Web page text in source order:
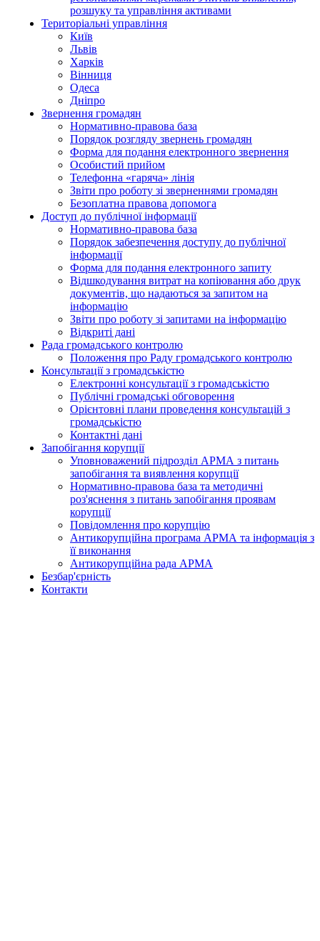
розшуку та управління активами
Територіальні управління
Київ
Львів
Харків
Вінниця
Одеса
Дніпро
Звернення громадян
Нормативно-правова база
Порядок розгляду звернень громадян
Форма для подання електронного звернення
Особистий прийом
Телефонна «гаряча» лінія
Звіти про роботу зі зверненнями громадян
Безоплатна правова допомога
Доступ до публічної інформації
Нормативно-правова база
Порядок забезпечення доступу до публічної
інформації
Форма для подання електронного запиту
Відшкодування витрат на копіювання або друк
документів, що надаються за запитом на
інформацію
Звіти про роботу зі запитами на інформацію
Відкриті дані
Рада громадського контролю
Положення про Раду громадського контролю
Консультації з громадськістю
Електронні консультації з громадськістю
Публічні громадські обговорення
Орієнтовні плани проведення консультацій з
громадськістю
Контактні дані
Запобігання корупції
Уповноважений підрозділ АРМА з питань
запобігання та виявлення корупції
Нормативно-правова база та методичні
роз'яснення з питань запобігання проявам
корупції
Повідомлення про корупцію
Антикорупційна програма АРМА та інформація з
її виконання
Антикорупційна рада АРМА
Безбар'єрність
Контакти